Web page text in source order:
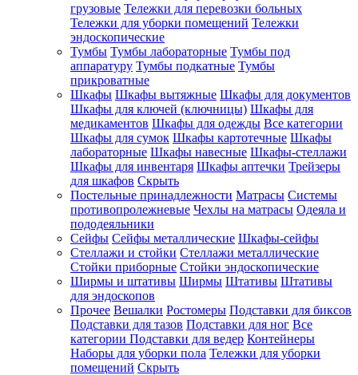
грузовые Тележки для перевозки больных
Тележки для уборки помещений Тележки
эндоскопические
Тумбы Тумбы лабораторные Тумбы под
аппаратуру Тумбы подкатные Тумбы
прикроватные
Шкафы Шкафы вытяжные Шкафы для документов
Шкафы для ключей (ключницы) Шкафы для
медикаментов Шкафы для одежды Все категории
Шкафы для сумок Шкафы картотечные Шкафы
лабораторные Шкафы навесные Шкафы-стеллажи
Шкафы для инвентаря Шкафы аптечки Трейзеры
для шкафов Скрыть
Постельные принадлежности Матрасы Системы
противопролежневые Чехлы на матрасы Одеяла и
пододеяльники
Сейфы Сейфы металлические Шкафы-сейфы
Стеллажи и стойки Стеллажи металлические
Стойки приборные Стойки эндоскопические
Ширмы и штативы Ширмы Штативы Штативы
для эндоскопов
Прочее Вешалки Ростомеры Подставки для биксов
Подставки для тазов Подставки для ног Все
категории Подставки для ведер Контейнеры
Наборы для уборки пола Тележки для уборки
помещений Скрыть